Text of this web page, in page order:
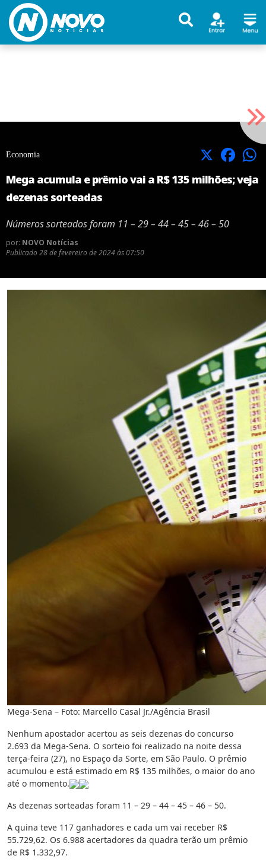
Economia X Facebook
Mega acumula e prêmio vai a R$ 135 milhões; veja
dezenas sorteadas
Números sorteados foram 11 – 29 – 44 – 45 – 46 – 50
por: NOVO Notícias
Publicado 28 de fevereiro de 2024 às 07:50
Mega-Sena – Foto: Marcello Casal Jr./Agência Brasil
Nenhum apostador acertou as seis dezenas do concurso
2.693 da Mega-Sena. O sorteio foi realizado na noite dessa
terça-feira (27), no Espaço da Sorte, em São Paulo. O prêmio
acumulou e está estimado em R$ 135 milhões, o maior do ano
até o momento.
As dezenas sorteadas foram 11 – 29 – 44 – 45 – 46 – 50.
A quina teve 117 ganhadores e cada um vai receber R$
55.729,62. Os 6.988 acertadores da quadra terão um prêmio
de R$ 1.332,97.